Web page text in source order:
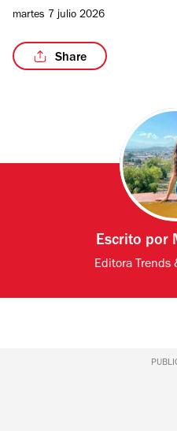
martes 7 julio 2026
Share
Escrito por
Editora Trends